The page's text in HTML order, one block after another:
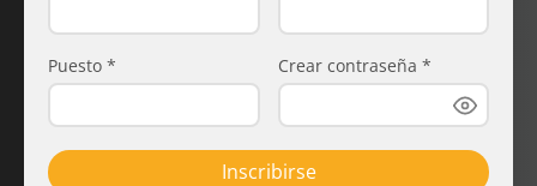
Puesto * Crear contraseña *
Inscribirse